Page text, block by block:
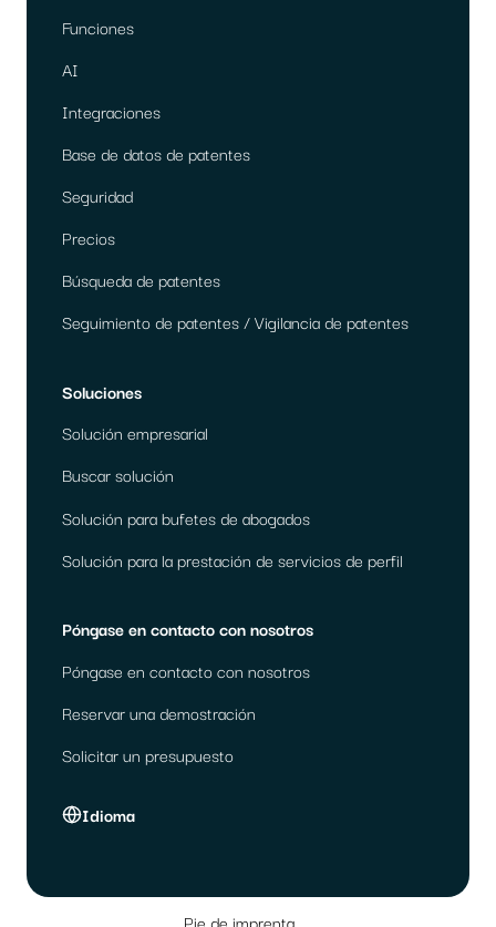
Funciones
AI
Integraciones
Base de datos de patentes
Seguridad
Precios
Búsqueda de patentes
Seguimiento de patentes / Vigilancia de patentes
Soluciones
Solución empresarial
Buscar solución
Solución para bufetes de abogados
Solución para la prestación de servicios de perfil
Póngase en contacto con nosotros
Póngase en contacto con nosotros
Reservar una demostración
Solicitar un presupuesto
Idioma
Pie de imprenta